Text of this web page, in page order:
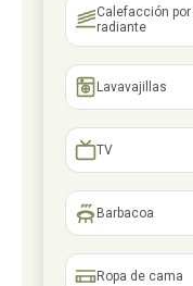
Calefacción
radiante
Lavavajillas
TV
Barbacoa
Ropa de cama